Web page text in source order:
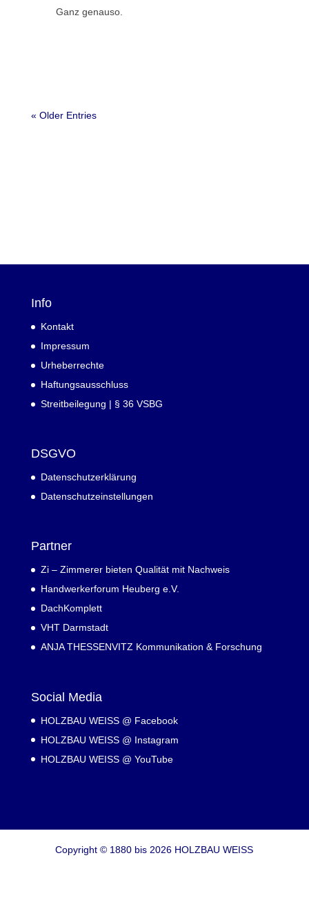
Ganz genauso.
« Older Entries
Info
Kontakt
Impressum
Urheberrechte
Haftungsausschluss
Streitbeilegung | § 36 VSBG
DSGVO
Datenschutzerklärung
Datenschutzeinstellungen
Partner
Zi – Zimmerer bieten Qualität mit Nachweis
Handwerkerforum Heuberg e.V.
DachKomplett
VHT Darmstadt
ANJA THESSENVITZ Kommunikation & Forschung
Social Media
HOLZBAU WEISS @ Facebook
HOLZBAU WEISS @ Instagram
HOLZBAU WEISS @ YouTube
Copyright © 1880 bis 2026 HOLZBAU WEISS